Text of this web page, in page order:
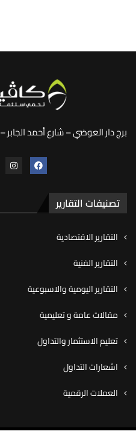
برج دار العوضي – شارع أحمد
تصنيفات التقارير
التقارير الاقتصادية
التقارير الفنية
التقارير اليومية والاسبوعية
مقالات عامة و تعليمية
تعليم الاستثمار والتداول
اشعارات التداول
العملات الرقمية